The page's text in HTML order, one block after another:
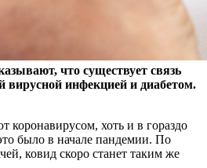
что существует связь
вирусной инфекцией и диабетом.
коронавирусом, хоть и в гораздо
было в начале пандемии. По
ковид скоро станет таким же